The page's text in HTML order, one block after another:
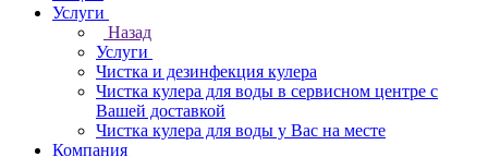
Услуги
Назад
Услуги
Чистка и дезинфекция кулера
Чистка кулера для воды в сервисном центре с
Вашей доставкой
Чистка кулера для воды у Вас на месте
Компания